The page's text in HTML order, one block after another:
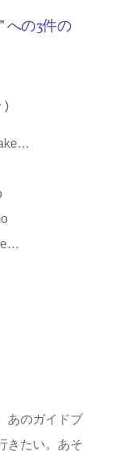
への3件の
)
あのガイドブ
きたい。あそ